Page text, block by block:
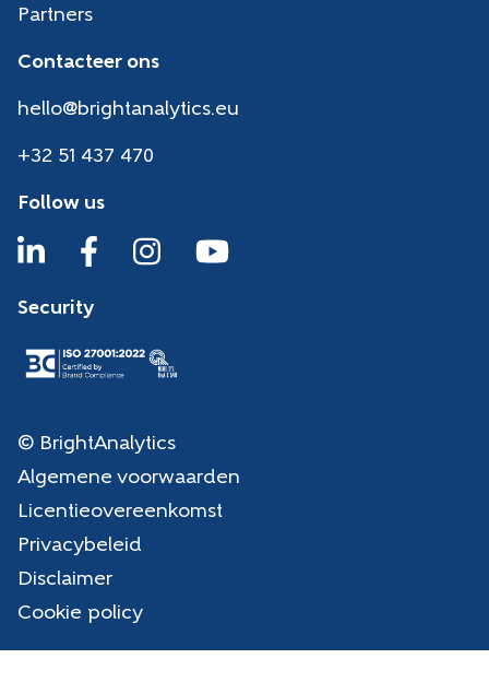
Partners
Contacteer ons
hello@brightanalytics.eu
+32 51 437 470
Follow us
Security
© BrightAnalytics
Algemene voorwaarden
Licentieovereenkomst
Privacybeleid
Disclaimer
Cookie policy